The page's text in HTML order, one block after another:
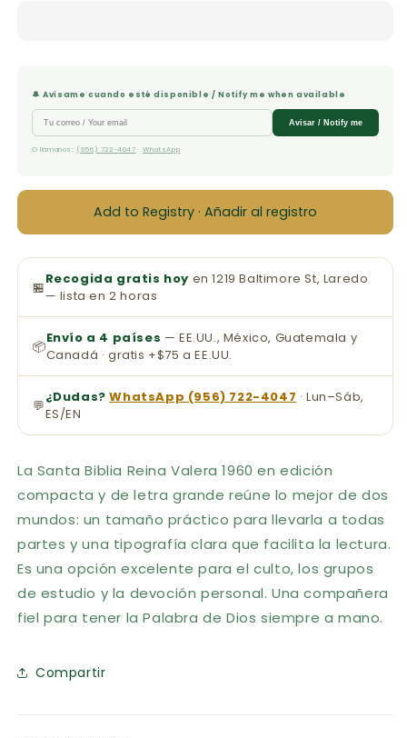
Grande
🔔 Avísame cuando esté disponible / Notify me when available
Avisar / Notify me
O llámanos: (956) 722-4047 ·WhatsApp
Add to Registry · Añadir al registro
🏪Recogida gratis hoy en 1219 Baltimore St, Laredo
— lista en 2 horas
📦Envío a 4 países — EE.UU., México, Guatemala y
Canadá · gratis +$75 a EE.UU.
💬¿Dudas? WhatsApp (956) 722-4047 · Lun–Sáb,
ES/EN
La Santa Biblia Reina Valera 1960 en edición
compacta y de letra grande reúne lo mejor de dos
mundos: un tamaño práctico para llevarla a todas
partes y una tipografía clara que facilita la lectura.
Es una opción excelente para el culto, los grupos
de estudio y la devoción personal. Una compañera
fiel para tener la Palabra de Dios siempre a mano.
Compartir